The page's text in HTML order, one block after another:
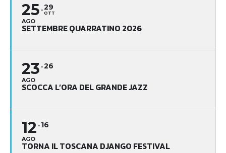
25
AGO
29
OTT
SETTEMBRE QUARRATINO 2026
23
AGO
26
SCOCCA L’ORA DEL GRANDE JAZZ
12
AGO
16
TORNA IL TOSCANA DJANGO FESTIVAL